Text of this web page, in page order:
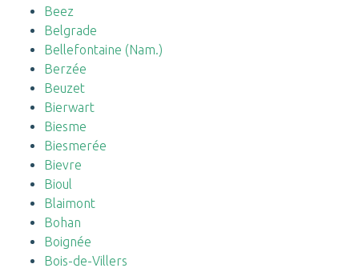
Beez
Belgrade
Bellefontaine (Nam.)
Berzée
Beuzet
Bierwart
Biesme
Biesmerée
Bievre
Bioul
Blaimont
Bohan
Boignée
Bois-de-Villers